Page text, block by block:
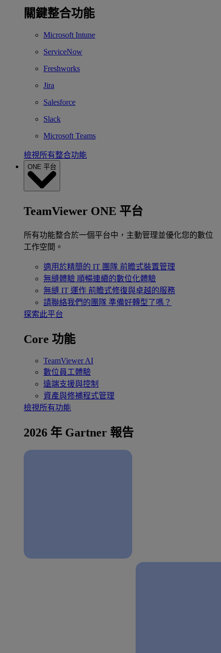
關鍵整合功能
Microsoft Intune
ServiceNow
Freshworks
Jira
Salesforce
Slack
Microsoft Teams
檢視所有整合功能
ONE 平台
TeamViewer ONE 平台
所有功能整合於一個平台中，主動管理並優化您的數位
工作空間。
適用於精簡的 IT 團隊 前瞻式裝置管理
無縫體驗 順暢連續的數位化體驗
無縫 IT 運作 前瞻式修復與卓越的服務
請聯絡我們的團隊 準備好轉型了嗎？
探索此平台
Core 功能
TeamViewer AI
數位員工體驗
遠端支援與控制
資產與修補程式管理
檢視所有功能
2026 年 Gartner 報告